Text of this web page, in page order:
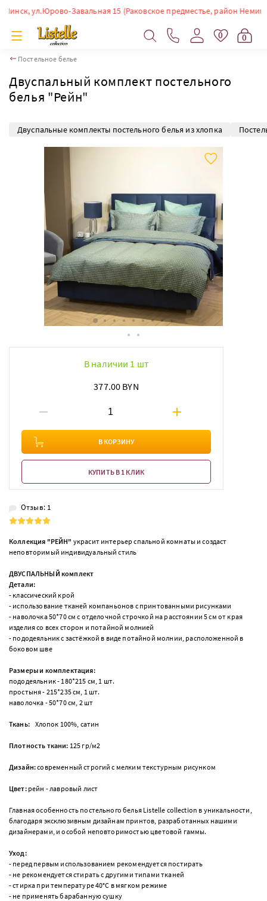
ул.Юрово-Завальная 15 (Раковское предместье, район Немиги).
0 0
Постельное белье
Двуспальный комплект постельного
белья "Рейн"
Двуспальные комплекты постельного белья из хлопка
В наличии 1 шт
377.00 BYN
В КОРЗИНУ
КУПИТЬ В 1 КЛИК
Отзыв: 1
Коллекция "РЕЙН" украсит интерьер спальной комнаты и создаст
неповторимый индивидуальный стиль
ДВУСПАЛЬНЫЙ комплект
Детали:
- классический крой
- использование тканей компаньонов с принтованными рисунками
- наволочка 50*70 см с отделочной строчкой на расстоянии 5 см от края
изделия со всех сторон и потайной молнией
- пододеяльник с застёжкой в виде потайной молнии, расположенной в
боковом шве
Размеры и комплектация:
пододеяльник - 180*215 см, 1 шт.
простыня - 215*235 см, 1 шт.
наволочка - 50*70 см, 2 шт
Ткань:Хлопок 100%, сатин
Плотность ткани: 125 гр/м2
Дизайн:современный строгий с мелким текстурным рисунком
Цвет:рейн - лавровый лист
Главная особенность постельного белья Listelle collection в уникальности,
благодаря эксклюзивным дизайнам принтов, разработанных нашими
дизайнерами, и особой неповторимостью цветовой гаммы.
Уход:
- перед первым использованием рекомендуется постирать
- не рекомендуется стирать с другими типами тканей
- стирка при температуре 40°С в мягком режиме
- не применять барабанную сушку